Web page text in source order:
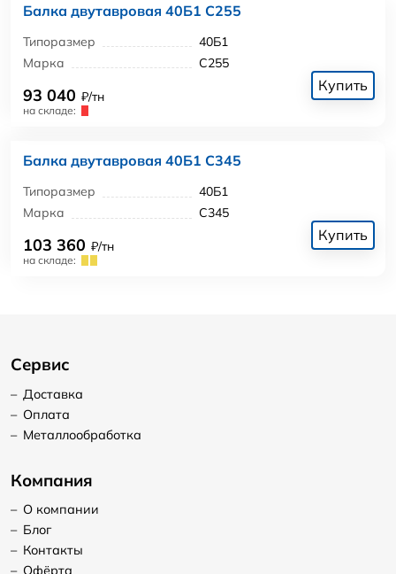
Балка двутавровая 40Б1 С255
Типоразмер
40Б1
Марка
С255
93 040 ₽/тн
на складе:
Купить
Балка двутавровая 40Б1 С345
Типоразмер
40Б1
Марка
С345
103 360 ₽/тн
на складе:
Купить
Сервис
– Доставка
– Оплата
– Металлообработка
Компания
– О компании
– Блог
– Контакты
– Офёрта